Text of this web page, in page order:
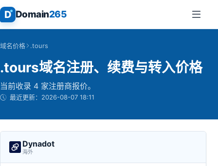
D Domain265
域名价格 .tours
.tours域名注册、续费与转入价格
当前收录 4 家注册商报价。
最近更新： 2026-08-07 18:11
Dynadot
海外